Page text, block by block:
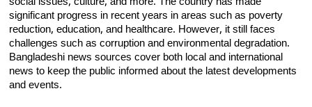
significant progress in recent years in areas such as poverty
reduction, education, and healthcare. However, it still faces
challenges such as corruption and environmental degradation.
Bangladeshi news sources cover both local and international
news to keep the public informed about the latest developments
and events.